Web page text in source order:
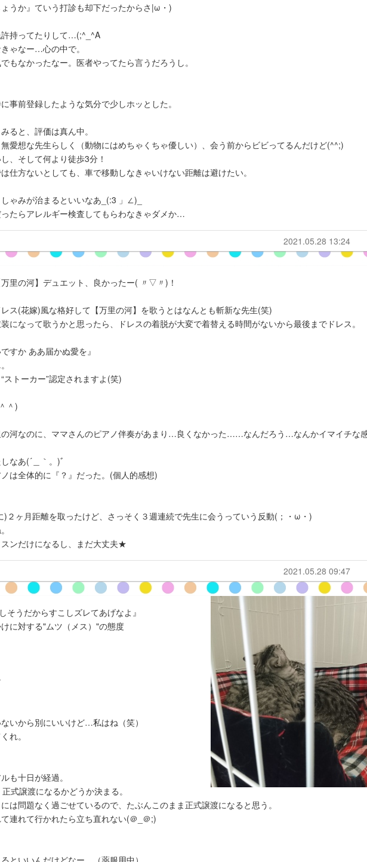
うか』ていう打診も却下だったからさ|ω・)
持ってたりして…(;^_^A
ゃなー…心の中で。
もなかったなー。医者やってたら言うだろうし。
事前登録したような気分で少しホッとした。
ると、評価は真ん中。
愛想な先生らしく（動物にはめちゃくちゃ優しい）、会う前からビビってるんだけど(^^;)
、そして何より徒歩3分！
仕方ないとしても、車で移動しなきゃいけない距離は避けたい。
ゃみが治まるといいなあ_(:3 」∠)_
たらアレルギー検査してもらわなきゃダメか…
2021.05.28 13:24
里の河】デュエット、良かったー( 〃▽〃)！
ス(花嫁)風な格好して【万里の河】を歌うとはなんとも斬新な先生(笑)
になって歌うかと思ったら、ドレスの着脱が大変で着替える時間がないから最後までドレス。
すか ああ届かぬ愛を』
ストーカー”認定されますよ(笑)
＾)
の河なのに、ママさんのピアノ伴奏があまり…良くなかった……なんだろう…なんかイマイチな
なあ(´＿｀。)ﾞ
は全体的に『？』だった。(個人的感想)
)２ヶ月距離を取ったけど、さっそく３週連続で先生に会うっていう反動(；・ω・)
ンだけになるし、まだ大丈夫★
2021.05.28 09:47
そうだからすこしズレてあげなよ』
に対する"ムツ（メス）"の態度
いから別にいいけど…私はね（笑）
れ。
も十日が経過。
式譲渡になるかどうか決まる。
は問題なく過ごせているので、たぶんこのまま正式譲渡になると思う。
連れて行かれたら立ち直れない(＠_＠;)
といいんだけどなー。（薬服用中）